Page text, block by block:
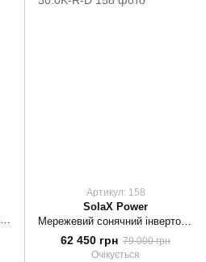
Мережевий сонячний інвертор PROSOLAX X3-PRO 15.0K-T-D
Артикул: 158
SolaX Power
62 450 грн 79 000 грн
Очікується